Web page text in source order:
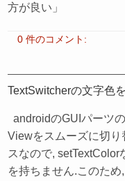
方が良い」
0 件のコメント:
TextSwitcherの文字色
androidのGUIパーツ
Viewをスムーズに切
スなので,
を持ちません.このた